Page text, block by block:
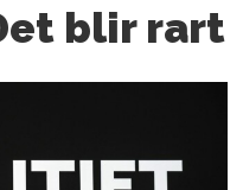
blir rart